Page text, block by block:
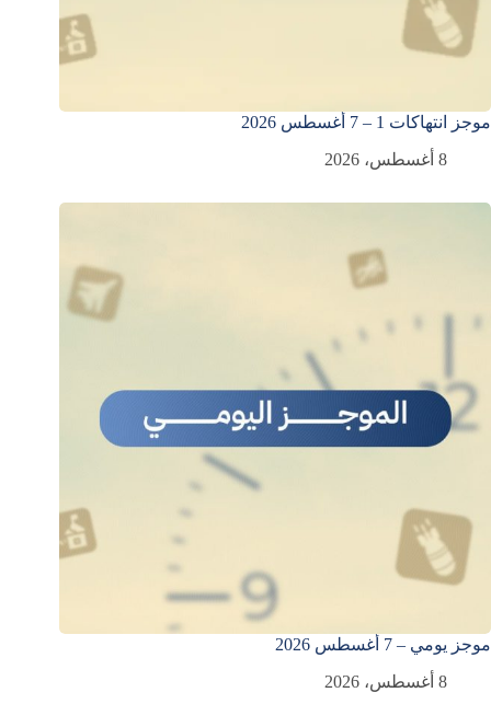
موجز انتهاكات 1 – 7 أغسطس 2026
8 أغسطس، 2026
موجز يومي – 7 أغسطس 2026
8 أغسطس، 2026